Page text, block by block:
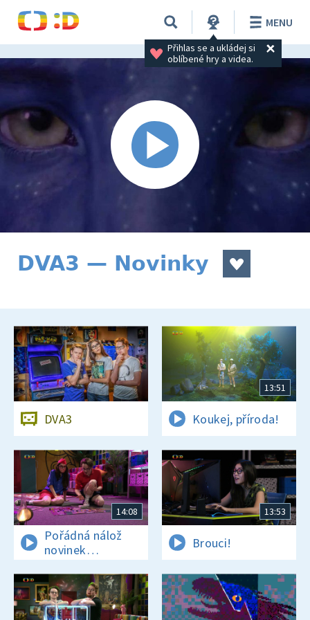
Přihlas se a ukládej si
oblíbené hry a videa.
MENU
DVA3 — Novinky
DVA3
13:51
Koukej, příroda!
14:08
Pořádná nálož
novinek
a zajímavostí
13:53
Brouci!